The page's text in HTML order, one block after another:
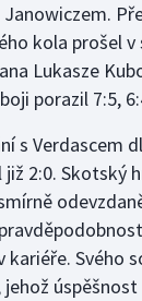
kola prošel
Lukasze
porazil 7:5,
s Verdascem
2:0. Skotský
kariéře. Svého